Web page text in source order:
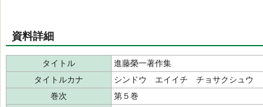
資料詳細
タイトル
進藤榮一著作集
タイトルカナ
シンドウ エイイチ チョサクシュウ
巻次
第５巻